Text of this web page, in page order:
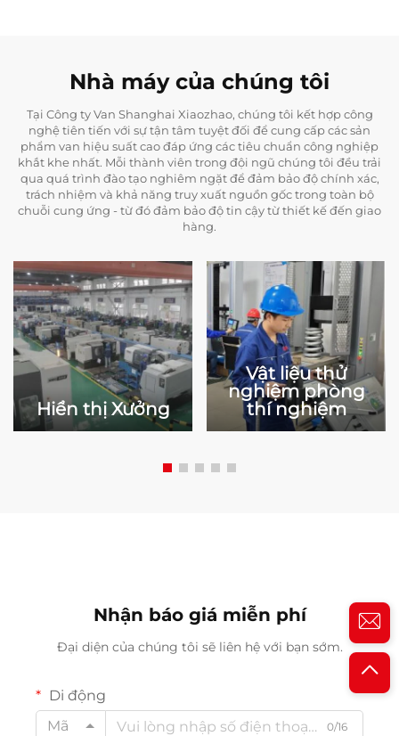
Nhà máy của chúng tôi
Tại Công ty Van Shanghai Xiaozhao, chúng tôi kết hợp công
nghệ tiên tiến với sự tận tâm tuyệt đối để cung cấp các sản
phẩm van hiệu suất cao đáp ứng các tiêu chuẩn công nghiệp
khắt khe nhất. Mỗi thành viên trong đội ngũ chúng tôi đều trải
qua quá trình đào tạo nghiêm ngặt để đảm bảo độ chính xác,
trách nhiệm và khả năng truy xuất nguồn gốc trong toàn bộ
chuỗi cung ứng - từ đó đảm bảo độ tin cậy từ thiết kế đến giao
hàng.
Hiển thị Xưởng
Vật liệu thử
nghiệm phòng
thí nghiệm
Nhận báo giá miễn phí
Đại diện của chúng tôi sẽ liên hệ với bạn sớm.
Di động
Mã
0/16